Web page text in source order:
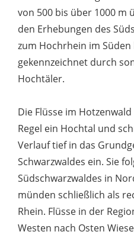
von 500 bis über 1000 m
den Erhebungen des
zum Hochrhein im
gekennzeichnet durch
Hochtäler.
Die Flüsse im
Regel ein Hochtal und
Verlauf tief in das
Schwarzwaldes ein. Sie
Südschwarzwaldes in
münden schließlich als
Rhein. Flüsse in der
Westen nach Osten